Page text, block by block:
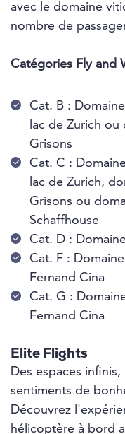
avec le domaine
nombre de
Catégories Fly and
Cat. B :
lac de Zurich ou
Grisons
Cat. C :
lac de Zurich,
Grisons ou
Schaffhouse
Cat. D :
Cat. F :
Fernand Cina
Cat. G :
Fernand Cina
Elite Flights
Des espaces
sentiments de
Découvrez
hélicoptère à bord